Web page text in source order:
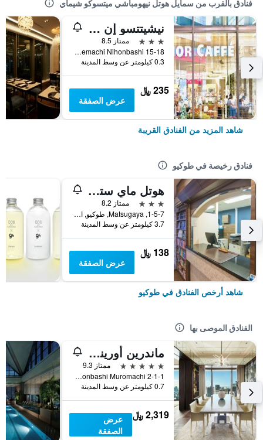
فنادق بالقرب من سمايل هوتل نيهومباشي ميتسوكو شيماي
نيشيتتسو إن نيهونباشي
3 نجوم
ممتاز 8.5
15-18 Kofunemachi Nihonbashi, طوكيو, اليابان
0.3 كيلومتر عن وسط المدينة
235 ﷼
عرض الصفقة
شاهد المزيد من الفنادق القريبة
فنادق رخيصة في طوكيو
هوتل ماي ستايز أوينو إناريتشو
3 نجوم
ممتاز 8.2
1-5-7, Matsugaya, طوكيو, اليابان
3.7 كيلومتر عن وسط المدينة
138 ﷼
عرض الصفقة
شاهد أرخص الفنادق في طوكيو
الفنادق الموصى بها
ماندرين أورينتال، طوكيو
5 نجوم
ممتاز 9.3
2-1-1 Nihonbashi Muromachi, طوكيو, اليابان
0.7 كيلومتر عن وسط المدينة
2,319 ﷼
عرض
الصفقة